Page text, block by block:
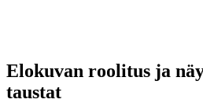
Elokuvan roolitus ja
taustat